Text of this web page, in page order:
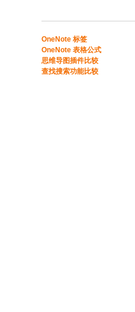
​​OneNote 标签
OneNote 表格公式​
​思维导图插件比较​
​查找搜索功能比较​